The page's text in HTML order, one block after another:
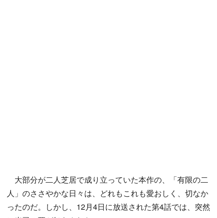
大部分が二人芝居で成り立っていた本作の、「有限の二
人」のささやかな日々は、どれもこれも愛おしく、切なか
ったのだ。しかし、12月4日に放送された第4話では、突然